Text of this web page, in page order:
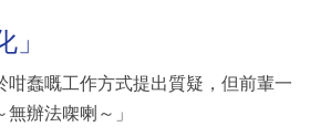
咁蠢嘅工作方式提出質疑，但前輩一
辦法㗎喇～」